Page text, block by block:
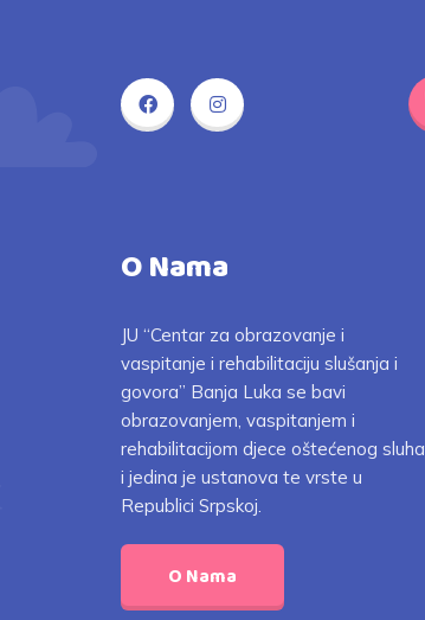
O Nama
JU “Centar za obrazovanje i
vaspitanje i rehabilitaciju slušanja i
govora” Banja Luka se bavi
obrazovanjem, vaspitanjem i
rehabilitacijom djece oštećenog sluha
i jedina je ustanova te vrste u
Republici Srpskoj.
O Nama